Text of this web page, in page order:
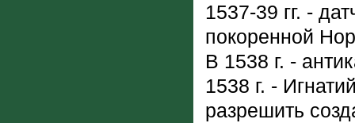
1537-39 гг. -
покоренной
В 1538 г. -
1538 г. -
разрешить